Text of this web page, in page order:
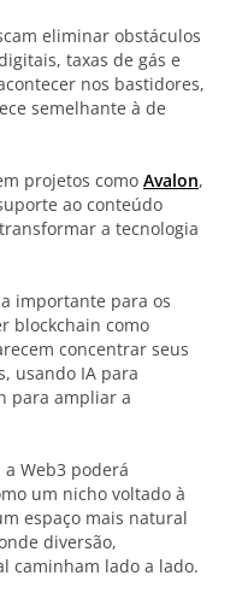
eliminar obstáculos
taxas de gás e
nos bastidores,
semelhante à de
projetos como Avalon,
ao conteúdo
a tecnologia
importante para os
blockchain como
concentrar seus
usando IA para
para ampliar a
Web3 poderá
um nicho voltado à
espaço mais natural
diversão,
caminham lado a lado.